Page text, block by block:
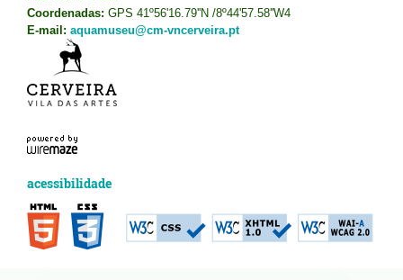
Coordenadas: GPS 41º56'16.79''N /8º44'57.58''W4
E-mail: aquamuseu@cm-vncerveira.pt
acessibilidade